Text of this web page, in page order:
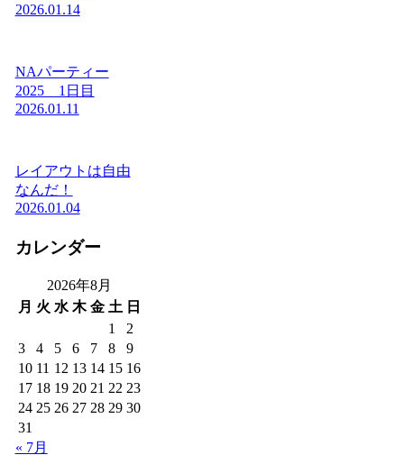
2026.01.14
NAパーティー
2025 1日目
2026.01.11
レイアウトは自由
なんだ！
2026.01.04
カレンダー
2026年8月
月 火 水 木 金 土 日
1
2
3
4 5 6 7 8
9
10 11 12 13 14 15 16
17 18 19 20 21 22 23
24 25 26 27 28 29 30
31
« 7月